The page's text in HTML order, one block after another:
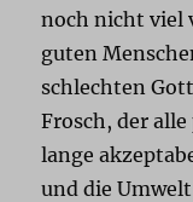
noch nicht viel
guten
schlechten
Frosch, der
lange
und die